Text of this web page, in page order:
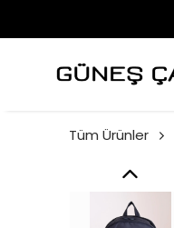
Tüm Ürünler